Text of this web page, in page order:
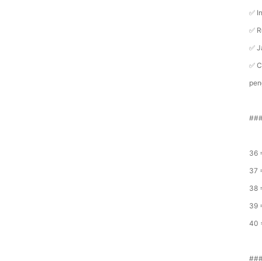
✅
✅
✅
✅
36
37
38
39
40